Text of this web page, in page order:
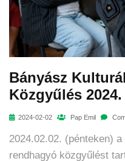
Bányász
Közgyűlés 2024.
2024-02-02 Pap Emil
2024.02.02. (pénteken)
rendhagyó közgyűlést